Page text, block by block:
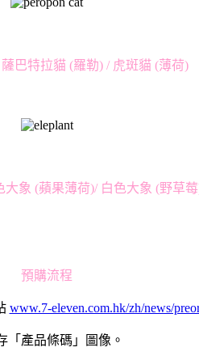
巴特拉貓 (羅勒) / 虎斑貓 (薄荷)
大象 (蘋果薄荷)/ 白色大象 (野草莓
預購流程
www.7-eleven.com.hk/zh/news/
「產品條碼」圖像。